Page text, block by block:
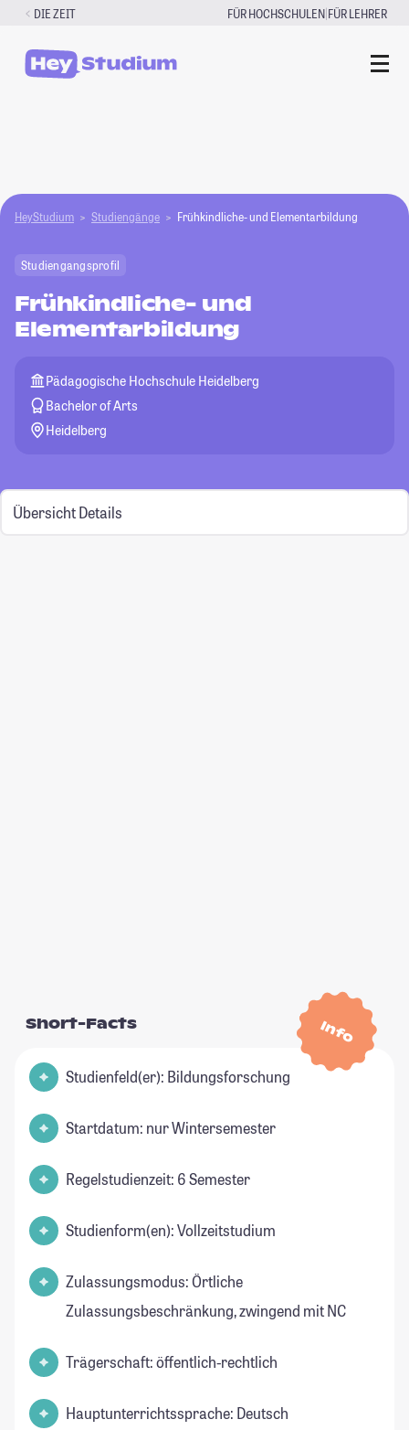
Zum
springen
DIE ZEIT FÜR HOCHSCHULEN|FÜR LEHRER
HeyStudium Studiengänge Frühkindliche- und Elementarbildung
Studiengangsprofil
Frühkindliche- und
Elementarbildung
Pädagogische Hochschule Heidelberg
Bachelor of Arts
Heidelberg
Übersicht Details
Info
Short-Facts
Studienfeld(er): Bildungsforschung
Startdatum: nur Wintersemester
Regelstudienzeit: 6 Semester
Studienform(en): Vollzeitstudium
Zulassungsmodus: Örtliche
Zulassungsbeschränkung, zwingend mit NC
Trägerschaft: öffentlich-rechtlich
Hauptunterrichtssprache: Deutsch